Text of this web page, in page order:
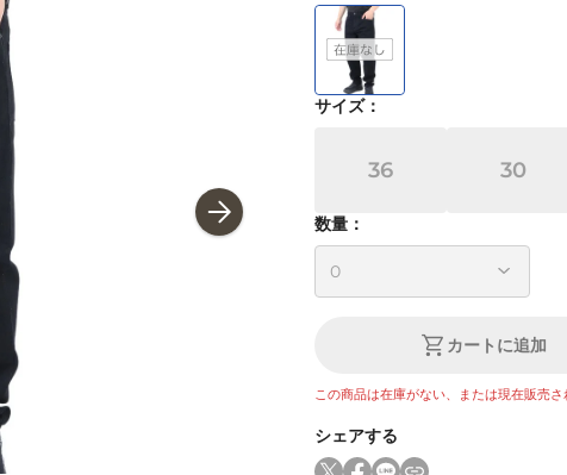
サイズ：
36 30
数量：
カートに追加
この商品は在庫がない、または現在販売さ
シェアする